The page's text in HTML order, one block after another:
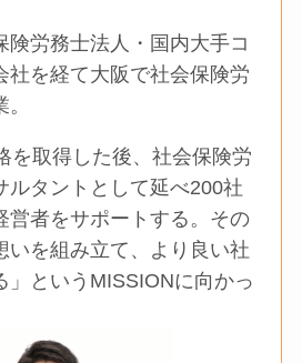
険労務士法人・国内大手コ
社を経て大阪で社会保険労
を取得した後、社会保険労
ルタントとして延べ200社
営者をサポートする。その
いを組み立て、より良い社
」というMISSIONに向かっ